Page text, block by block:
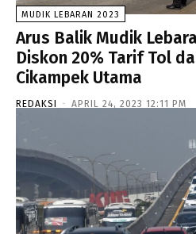
MUDIK LEBARAN 2023
Arus Balik Mudik
Diskon 20% Tarif Tol
Cikampek Utama
REDAKSI - APRIL 24, 2023 12:11 PM